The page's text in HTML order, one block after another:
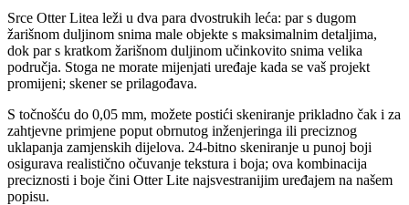
Srce Otter Litea leži u dva para dvostrukih leća: par s dugom
žarišnom duljinom snima male objekte s maksimalnim detaljima,
dok par s kratkom žarišnom duljinom učinkovito snima velika
područja. Stoga ne morate mijenjati uređaje kada se vaš projekt
promijeni; skener se prilagođava.
S točnošću do 0,05 mm, možete postići skeniranje prikladno čak i za
zahtjevne primjene poput obrnutog inženjeringa ili preciznog
uklapanja zamjenskih dijelova. 24-bitno skeniranje u punoj boji
osigurava realistično očuvanje tekstura i boja; ova kombinacija
preciznosti i boje čini Otter Lite najsvestranijim uređajem na našem
popisu.